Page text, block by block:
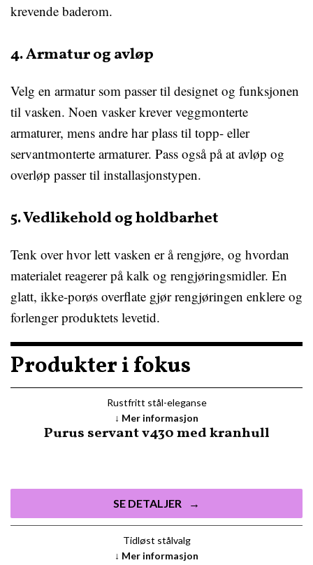
krevende baderom.
4. Armatur og avløp
Velg en armatur som passer til designet og funksjonen
til vasken. Noen vasker krever veggmonterte
armaturer, mens andre har plass til topp- eller
servantmonterte armaturer. Pass også på at avløp og
overløp passer til installasjonstypen.
5. Vedlikehold og holdbarhet
Tenk over hvor lett vasken er å rengjøre, og hvordan
materialet reagerer på kalk og rengjøringsmidler. En
glatt, ikke-porøs overflate gjør rengjøringen enklere og
forlenger produktets levetid.
Produkter i fokus
Rustfritt stål-eleganse
Purus servant v430 med kranhull
SE DETALJER
Mer informasjon
Tidløst stålvalg
Mer informasjon